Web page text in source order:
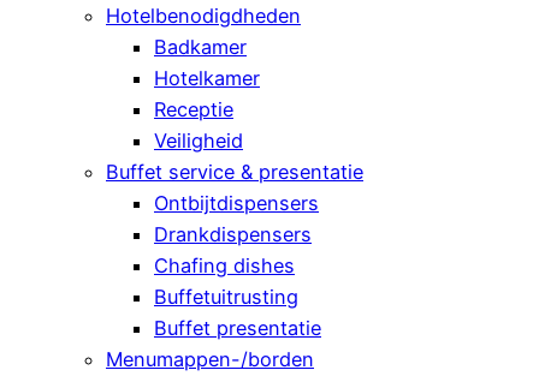
Hotelbenodigdheden
Badkamer
Hotelkamer
Receptie
Veiligheid
Buffet service & presentatie
Ontbijtdispensers
Drankdispensers
Chafing dishes
Buffetuitrusting
Buffet presentatie
Menumappen-/borden